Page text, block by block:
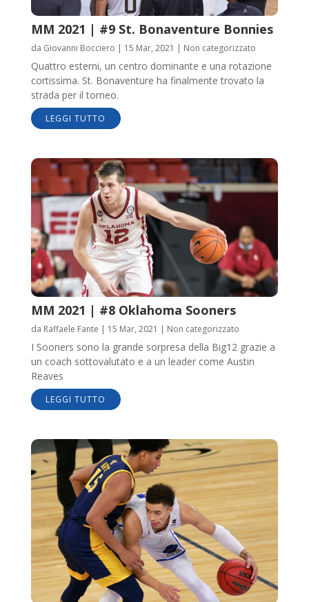
MM 2021 | #9 St. Bonaventure Bonnies
da Giovanni Bocciero | 15 Mar, 2021 | Non categorizzato
Quattro esterni, un centro dominante e una rotazione
cortissima. St. Bonaventure ha finalmente trovato la
strada per il torneo.
LEGGI TUTTO
MM 2021 | #8 Oklahoma Sooners
da Raffaele Fante | 15 Mar, 2021 | Non categorizzato
I Sooners sono la grande sorpresa della Big12 grazie a
un coach sottovalutato e a un leader come Austin
Reaves
LEGGI TUTTO